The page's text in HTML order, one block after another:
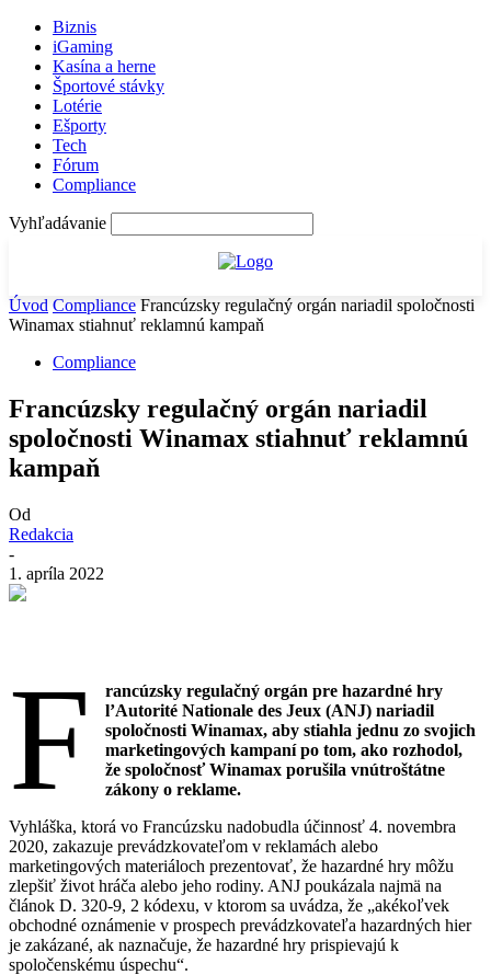
Biznis
iGaming
Kasína a herne
Športové stávky
Lotérie
Ešporty
Tech
Fórum
Compliance
Vyhľadávanie
Úvod Compliance Francúzsky regulačný orgán nariadil spoločnosti
Winamax stiahnuť reklamnú kampaň
Compliance
Francúzsky regulačný orgán nariadil
spoločnosti Winamax stiahnuť reklamnú
kampaň
Od
Redakcia
-
1. apríla 2022
F
rancúzsky regulačný orgán pre hazardné hry
l’Autorité Nationale des Jeux (ANJ) nariadil
spoločnosti Winamax, aby stiahla jednu zo svojich
marketingových kampaní po tom, ako rozhodol,
že spoločnosť Winamax porušila vnútroštátne
zákony o reklame.
Vyhláška, ktorá vo Francúzsku nadobudla účinnosť 4. novembra
2020, zakazuje prevádzkovateľom v reklamách alebo
marketingových materiáloch prezentovať, že hazardné hry môžu
zlepšiť život hráča alebo jeho rodiny. ANJ poukázala najmä na
článok D. 320-9, 2 kódexu, v ktorom sa uvádza, že „akékoľvek
obchodné oznámenie v prospech prevádzkovateľa hazardných hier
je zakázané, ak naznačuje, že hazardné hry prispievajú k
spoločenskému úspechu“.